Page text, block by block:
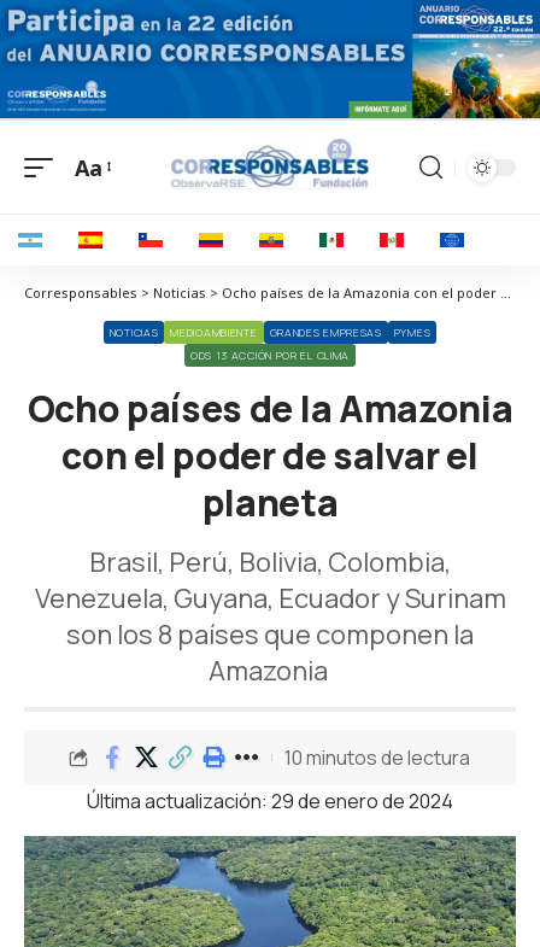
Aa
Corresponsables > Noticias > Ocho países de la Amazonia con el poder de salvar el planeta
NOTICIAS MEDIOAMBIENTE GRANDES EMPRESAS
PYMES
ODS 13 ACCIÓN POR EL CLIMA
Ocho países de la Amazonia
con el poder de salvar el
planeta
Brasil, Perú, Bolivia, Colombia,
Venezuela, Guyana, Ecuador y Surinam
son los 8 países que componen la
Amazonia
Última actualización: 29 de enero de 2024
10 minutos de lectura